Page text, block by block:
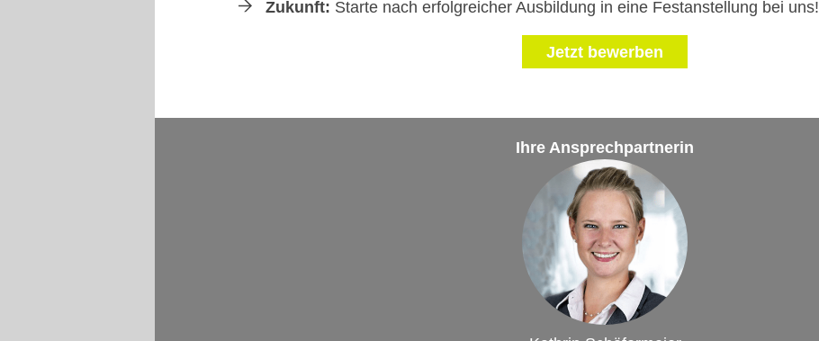
Zukunft: Starte nach erfolgreicher Ausbildung in eine Festanstellung bei uns!
Jetzt bewerben
Ihre Ansprechpartnerin